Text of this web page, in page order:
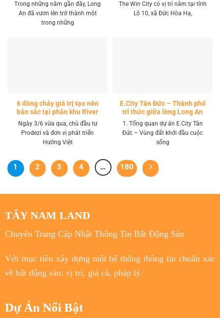
Trong những năm gần đây, Long
An đã vươn lên trở thành một
trong những
The Win City có vị trí nằm tại tỉnh
Lộ 10, xã Đức Hòa Hạ,
6 dòng chảy giá trị tạo nên
bản sắc tại phân khu River
Park LA Home
Ngày 3/6 vừa qua, chủ đầu tư
Prodezi và đơn vị phát triển
Hướng Việt
E.City Tân Đức – Thành phố
tri thức giữa lòng Long An
1. Tổng quan dự án E.City Tân
Đức – Vùng đất khởi đầu cuộc
sống
1 2 3 4 … 180
TÂY NAM LAND
Chuyên Trang Cập Nhật Thông Tin Bất Động Sản
Với mục tiêuxây dựng một hệ thống thông tin chuẩn xác
về bất động sản: vị trí, giá cả, pháp lý.
Dự Án Nổi Bật